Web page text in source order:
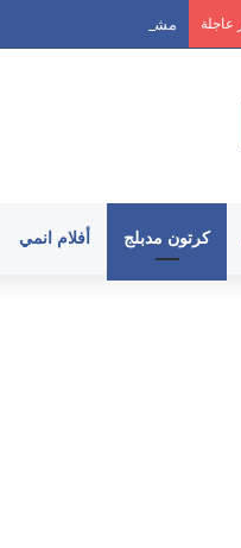
عاجلة مشاهدة هيا ارنولد الحلقة 58 مدبلج HD جميع الحلقات
كرتون مدبلج أفلام انمي